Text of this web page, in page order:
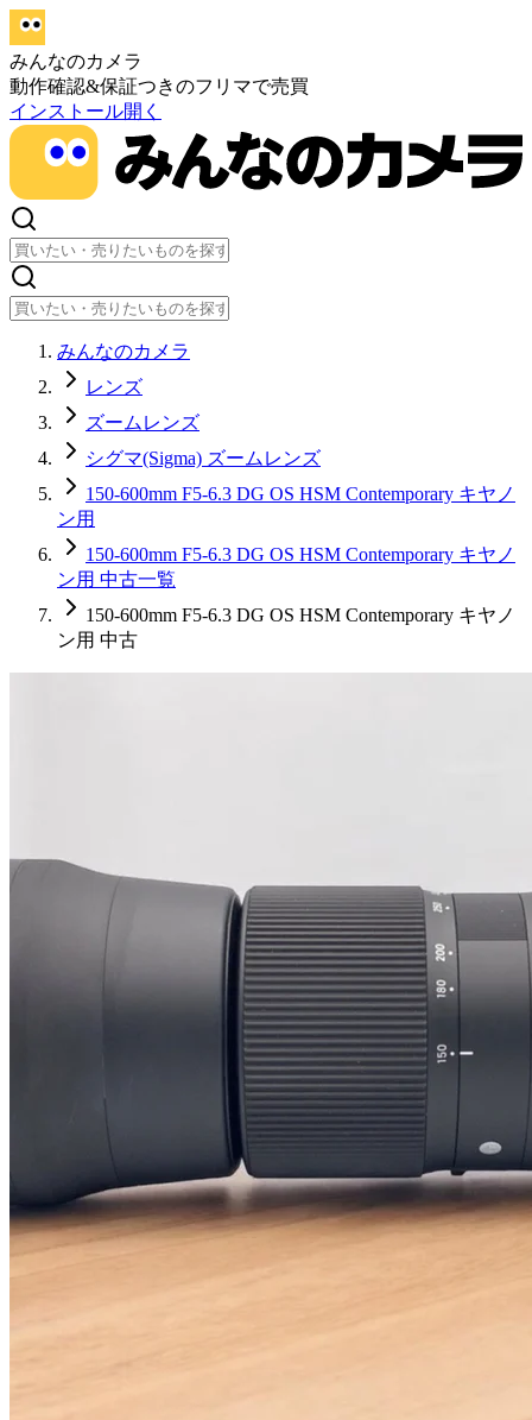
みんなのカメラ
動作確認&保証つきのフリマで売買
インストール開く
みんなのカメラ
レンズ
ズームレンズ
シグマ(Sigma) ズームレンズ
150-600mm F5-6.3 DG OS HSM Contemporary キヤノ
ン用
150-600mm F5-6.3 DG OS HSM Contemporary キヤノ
ン用 中古一覧
150-600mm F5-6.3 DG OS HSM Contemporary キヤノ
ン用 中古